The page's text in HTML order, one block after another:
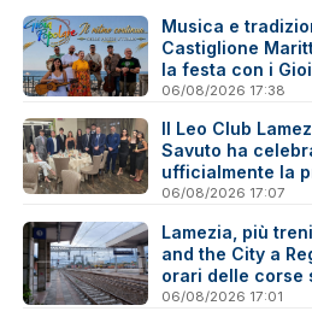
Musica e
Castiglione
la festa con i
06/08/2026 17:38
Il Leo Club
Savuto ha
ufficialmente la
riattivazione
06/08/2026 17:07
Lamezia, più
and the City a
orari delle corse
06/08/2026 17:01